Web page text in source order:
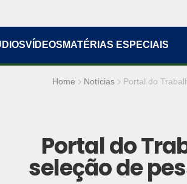
VÍDEOS MATÉRIAS ESPECIAIS
Home Notícias Portal do
Portal do
seleção de